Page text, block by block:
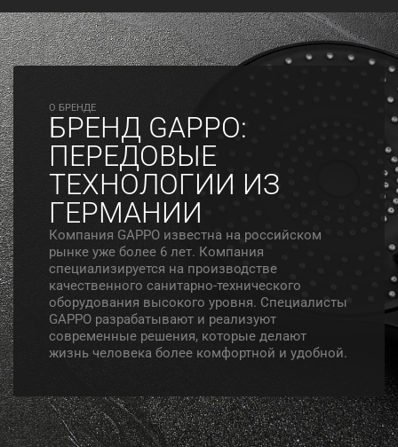
O БРЕНДЕ
БРЕНД GAPPO:
ПЕРЕДОВЫЕ
ТЕХНОЛОГИИ ИЗ
ГЕРМАНИИ
Компания GAPPO известна на российском
рынке уже более 6 лет. Компания
специализируется на производстве
качественного санитарно-технического
оборудования высокого уровня. Специалисты
GAPPO разрабатывают и реализуют
современные решения, которые делают
жизнь человека более комфортной и удобной.